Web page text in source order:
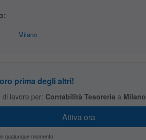
Milano
prima degli altri!
di lavoro per: Contabilità Tesoreria a Milano
qualunque momento